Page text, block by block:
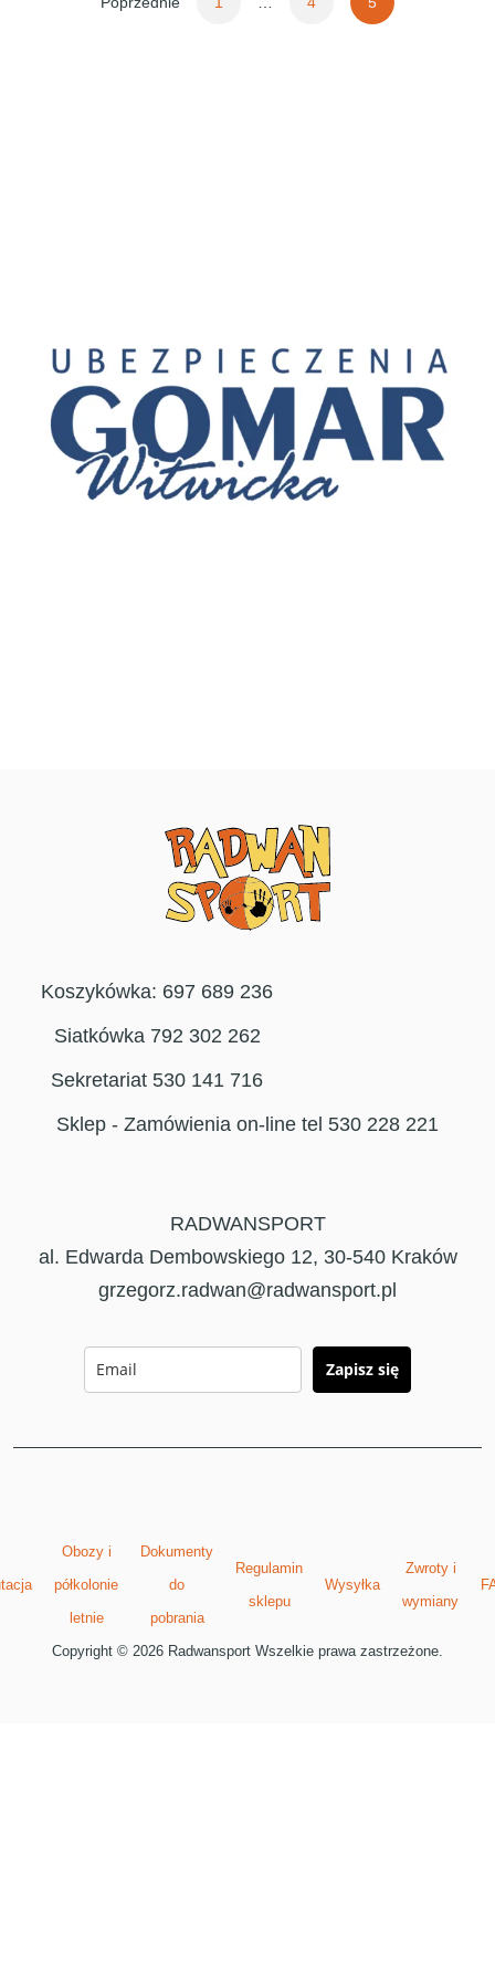
Koszykówka: 697 689 236
Siatkówka 792 302 262
Sekretariat 530 141 716
Sklep - Zamówienia on-line tel 530 228 221
RADWANSPORT
al. Edwarda Dembowskiego 12, 30-540 Kraków
grzegorz.radwan@radwansport.pl
Zapisz się
Obozy i
półkolonie
letnie
Dokumenty
do
pobrania
Regulamin
sklepu
Wysyłka
Zwroty i
wymiany
Copyright © 2026 Radwansport Wszelkie prawa zastrzeżone.